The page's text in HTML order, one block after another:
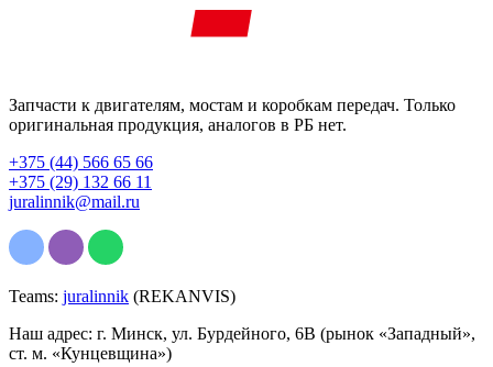
Запчасти к двигателям, мостам и коробкам передач. Только
оригинальная продукция, аналогов в РБ нет.
+375 (44) 566 65 66
+375 (29) 132 66 11
juralinnik@mail.ru
Teams: juralinnik (REKANVIS)
Наш адрес: г. Минск, ул. Бурдейного, 6В (рынок «Западный»,
ст. м. «Кунцевщина»)